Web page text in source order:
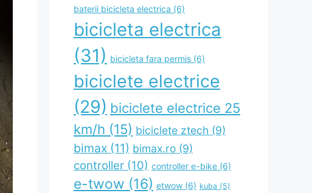
baterii bicicleta electrica (6)
bicicleta electrica
(31) bicicleta fara permis (6)
biciclete electrice
(29) biciclete electrice 25
km/h (15) biciclete ztech (9)
bimax (11) bimax.ro (9)
controller (10) controller e-bike (6)
e-twow (16) etwow (6) kuba (5)